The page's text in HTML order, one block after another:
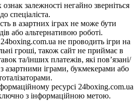
залежності негайно зверніться
до спеціаліста.
в азартних іграх не може бути
або альтернативою роботі.
не проводить ігри на
гроші, також сайт не приймає в
та/інших платежів, які пов’язані/
азартними іграми, букмекерами або
ресурсі 24boxing.com.ua
з інформаційною метою.